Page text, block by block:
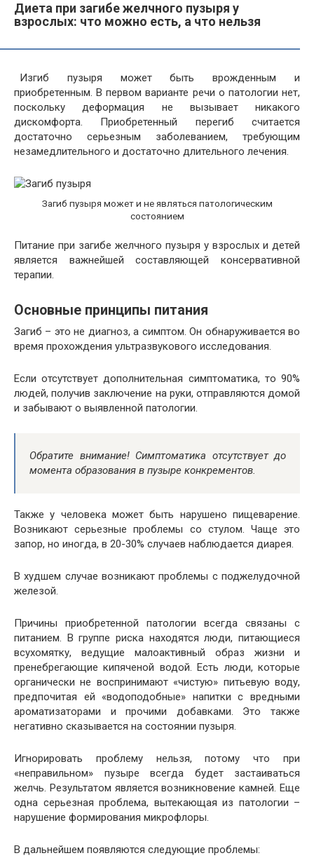
Диета при загибе желчного пузыря у
взрослых: что можно есть, а что нельзя
Изгиб пузыря может быть врожденным и
приобретенным. В первом варианте речи о патологии нет,
поскольку деформация не вызывает никакого
дискомфорта. Приобретенный перегиб считается
достаточно серьезным заболеванием, требующим
незамедлительного и достаточно длительного лечения.
Загиб пузыря может и не являться патологическим
состоянием
Питание при загибе желчного пузыря у взрослых и детей
является важнейшей составляющей консервативной
терапии.
Основные принципы питания
Загиб – это не диагноз, а симптом. Он обнаруживается во
время прохождения ультразвукового исследования.
Если отсутствует дополнительная симптоматика, то 90%
людей, получив заключение на руки, отправляются домой
и забывают о выявленной патологии.
Обратите внимание! Симптоматика отсутствует до
момента образования в пузыре конкрементов.
Также у человека может быть нарушено пищеварение.
Возникают серьезные проблемы со стулом. Чаще это
запор, но иногда, в 20-30% случаев наблюдается диарея.
В худшем случае возникают проблемы с поджелудочной
железой.
Причины приобретенной патологии всегда связаны с
питанием. В группе риска находятся люди, питающиеся
всухомятку, ведущие малоактивный образ жизни и
пренебрегающие кипяченой водой. Есть люди, которые
органически не воспринимают «чистую» питьевую воду,
предпочитая ей «водоподобные» напитки с вредными
ароматизаторами и прочими добавками. Это также
негативно сказывается на состоянии пузыря.
Игнорировать проблему нельзя, потому что при
«неправильном» пузыре всегда будет застаиваться
желчь. Результатом является возникновение камней. Еще
одна серьезная проблема, вытекающая из патологии –
нарушение формирования микрофлоры.
В дальнейшем появляются следующие проблемы: